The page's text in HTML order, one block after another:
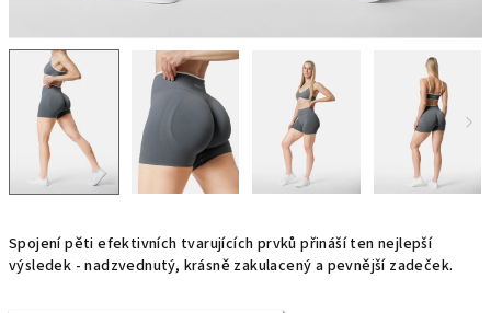
Spojení pěti efektivních tvarujících prvků přináší ten nejlepší
výsledek - nadzvednutý, krásně zakulacený a pevnější zadeček.